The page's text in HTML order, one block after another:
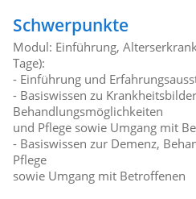
Schwerpunkte
Modul: Einführung,
Tage):
- Einführung und
- Basiswissen zu
Behandlungsmöglichkeiten
und Pflege sowie Umgang mit
- Basiswissen zur Demenz,
Pflege
sowie Umgang mit Betroffenen